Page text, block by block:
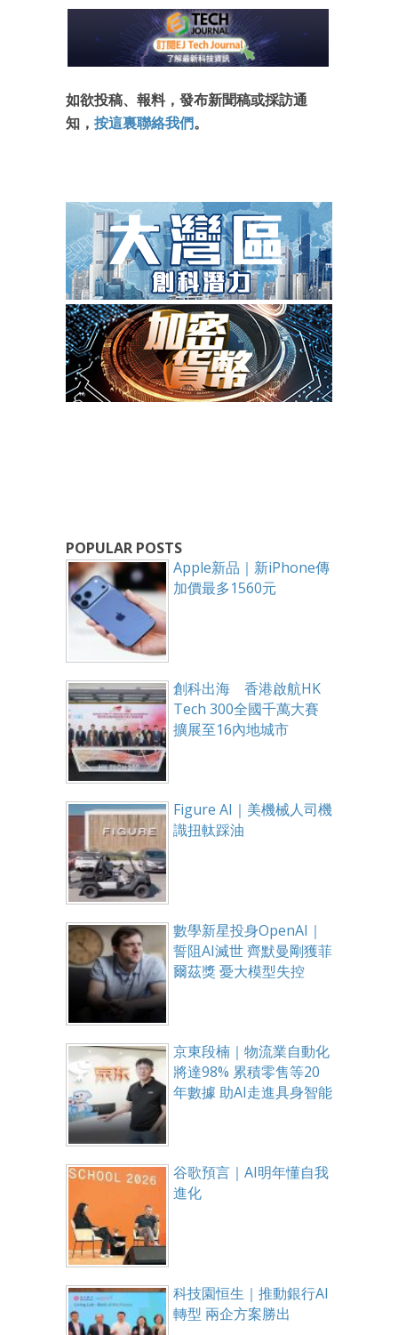
如欲投稿、報料，發布新聞稿或採訪通
知， 按這裏聯絡我們。
POPULAR POSTS
Apple新品｜新iPhone傳
加價最多1560元
創科出海 香港啟航HK
Tech 300全國千萬大賽
擴展至16內地城市
Figure AI｜美機械人司機
識扭軚踩油
數學新星投身OpenAI｜
誓阻AI滅世 齊默曼剛獲菲
爾茲獎 憂大模型失控
京東段楠｜物流業自動化
將達98% 累積零售等20
年數據 助AI走進具身智能
谷歌預言｜AI明年懂自我
進化
科技園恒生｜推動銀行AI
轉型 兩企方案勝出